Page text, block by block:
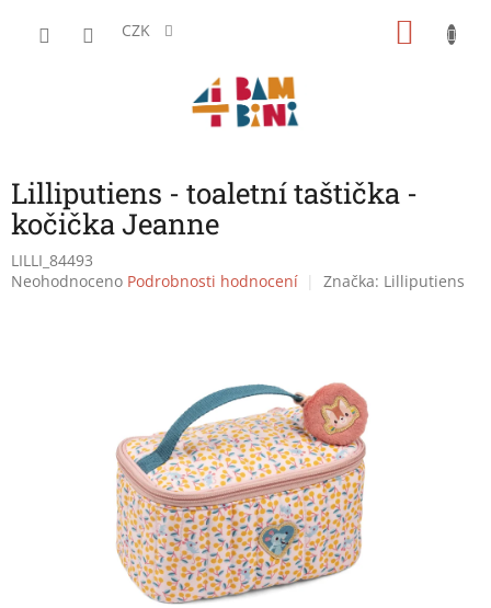
CZK
Lilliputiens - toaletní taštička -
kočička Jeanne
LILLI_84493
Průměrné
Neohodnoceno Podrobnosti hodnocení Značka: Lilliputiens